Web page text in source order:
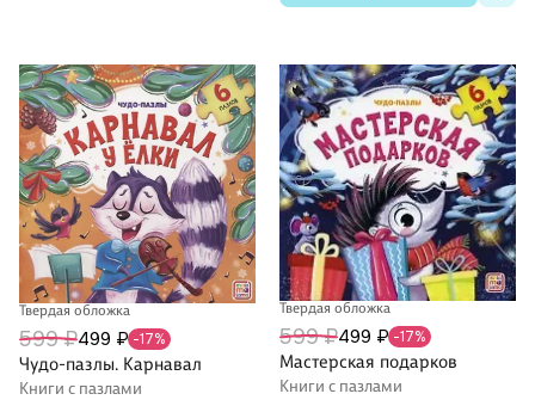
Твердая обложка
599 ₽499 ₽ -17%
Чудо-пазлы. Карнавал
Книги с пазлами
Твердая обложка
599 ₽499 ₽ -17%
Мастерская подарков
Книги с пазлами